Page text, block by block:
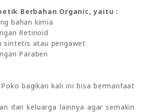
Berbahan Organic, yaitu :
bahan kimia
Retinoid
sintetis atau pengawet
Paraben
bagikan kali ini bisa bermanfaat
dan keluarga lainnya agar semakin